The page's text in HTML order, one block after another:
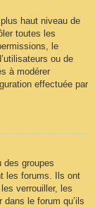
haut niveau de
toutes les
le
ou de
à modérer
effectuée par
des groupes
les forums. Ils ont
verrouiller, les
le forum qu’ils